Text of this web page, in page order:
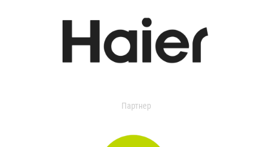
Партнер